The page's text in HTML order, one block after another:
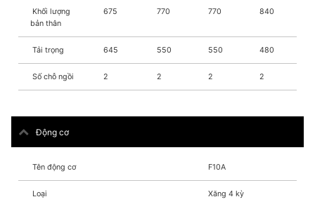
Khối lượng
bản thân
675 770 770 840
Tải trọng 645 550 550 480
Số chỗ ngồi 2 2 2 2
Động cơ
Tên động cơ F10A
Loại Xăng 4 kỳ